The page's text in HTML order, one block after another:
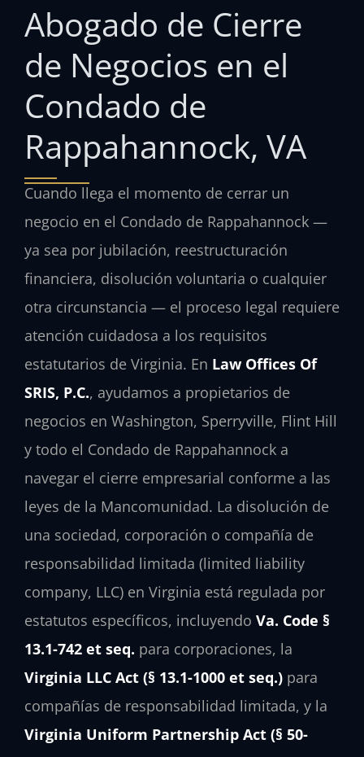
Abogado de Cierre
de Negocios en el
Condado de
Rappahannock, VA
Cuando llega el momento de cerrar un
negocio en el Condado de Rappahannock —
ya sea por jubilación, reestructuración
financiera, disolución voluntaria o cualquier
otra circunstancia — el proceso legal requiere
atención cuidadosa a los requisitos
estatutarios de Virginia. En Law Offices Of
SRIS, P.C., ayudamos a propietarios de
negocios en Washington, Sperryville, Flint Hill
y todo el Condado de Rappahannock a
navegar el cierre empresarial conforme a las
leyes de la Mancomunidad. La disolución de
una sociedad, corporación o compañía de
responsabilidad limitada (limited liability
company, LLC) en Virginia está regulada por
estatutos específicos, incluyendo Va. Code §
13.1-742 et seq. para corporaciones, la
Virginia LLC Act (§ 13.1-1000 et seq.) para
compañías de responsabilidad limitada, y la
Virginia Uniform Partnership Act (§ 50-